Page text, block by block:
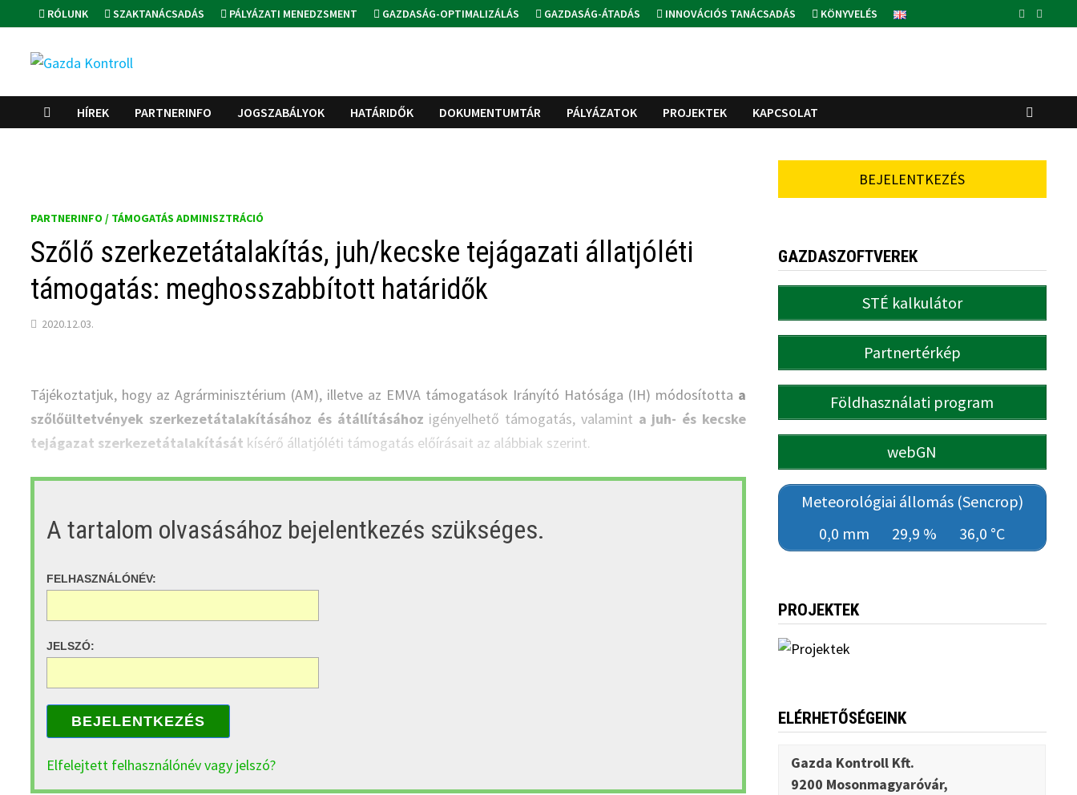
to
content
RÓLUNK SZAKTANÁCSADÁS PÁLYÁZATI MENEDZSMENT GAZDASÁG-OPTIMALIZÁLÁS GAZDASÁG-ÁTADÁS INNOVÁCIÓS TANÁCSADÁS KÖNYVELÉS
HÍREK PARTNERINFO JOGSZABÁLYOK HATÁRIDŐK DOKUMENTUMTÁR PÁLYÁZATOK PROJEKTEK KAPCSOLAT
PARTNERINFO / TÁMOGATÁS ADMINISZTRÁCIÓ
Szőlő szerkezetátalakítás, juh/kecske tejágazati állatjóléti
támogatás: meghosszabbított határidők
2020.12.03.
Tájékoztatjuk, hogy az Agrárminisztérium (AM), illetve az EMVA támogatások Irányító Hatósága (IH) módosította a
szőlőültetvények szerkezetátalakításához és átállításához igényelhető támogatás, valamint a juh- és kecske
tejágazat szerkezetátalakítását kísérő állatjóléti támogatás előírásait az alábbiak szerint.
A tartalom olvasásához bejelentkezés szükséges.
FELHASZNÁLÓNÉV:
JELSZÓ:
BEJELENTKEZÉS
Elfelejtett felhasználónév vagy jelszó?
BEJELENTKEZÉS
GAZDASZOFTVEREK
STÉ kalkulátor
Partnertérkép
Földhasználati program
webGN
Meteorológiai állomás (Sencrop)
0,0 mm
29,9 % 36,0 °C
PROJEKTEK
ELÉRHETŐSÉGEINK
Gazda Kontroll Kft.
9200 Mosonmagyaróvár,